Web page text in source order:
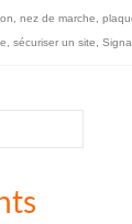
nez de marche
sécuriser un site